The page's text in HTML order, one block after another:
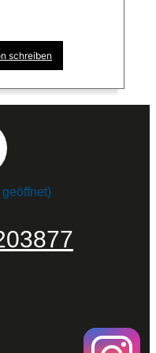
schreiben